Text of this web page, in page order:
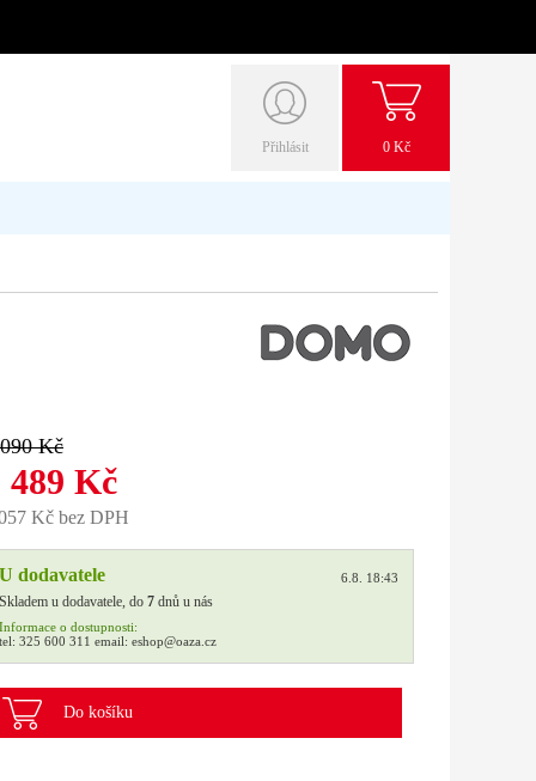
Přihlásit 0 Kč
Kč
489 Kč
Kč bez DPH
U dodavatele 6.8. 18:43
Skladem u dodavatele, do 7 dnů u nás
Informace o dostupnosti:
tel: 325 600 311 email: eshop@oaza.cz
Do košíku